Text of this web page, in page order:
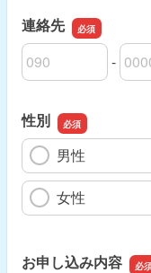
連絡先
連絡先の市外局番
-
連絡先の市内局番
連絡先の加入者番号
性別
男性
女性
お申し込み内容